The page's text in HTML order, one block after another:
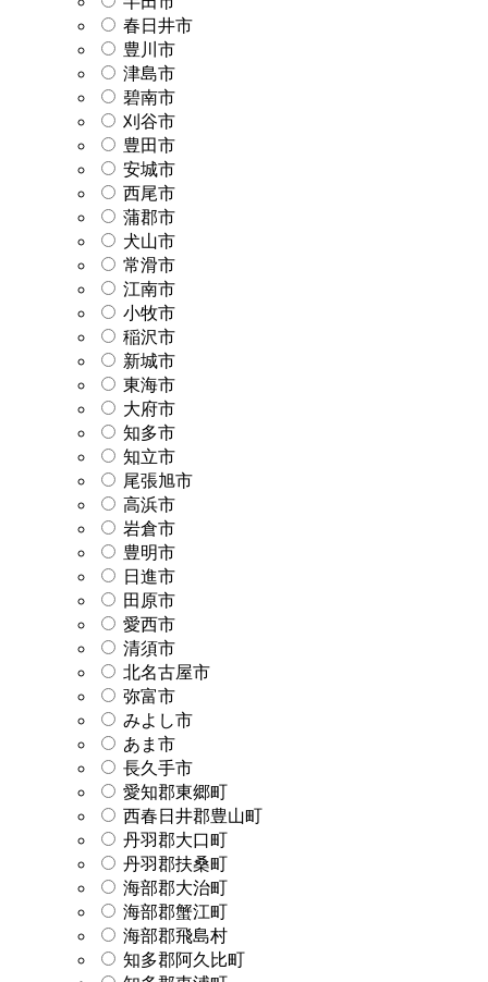
春日井市
豊川市
津島市
碧南市
刈谷市
豊田市
安城市
西尾市
蒲郡市
犬山市
常滑市
江南市
小牧市
稲沢市
新城市
東海市
大府市
知多市
知立市
尾張旭市
高浜市
岩倉市
豊明市
日進市
田原市
愛西市
清須市
北名古屋市
弥富市
みよし市
あま市
長久手市
愛知郡東郷町
西春日井郡豊山町
丹羽郡大口町
丹羽郡扶桑町
海部郡大治町
海部郡蟹江町
海部郡飛島村
知多郡阿久比町